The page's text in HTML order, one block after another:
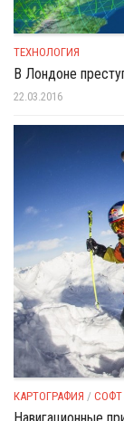
ТЕХНОЛОГИЯ
В Лондоне
22.03.2016
КАРТОГРАФИЯ / СОФТ
Навигационные